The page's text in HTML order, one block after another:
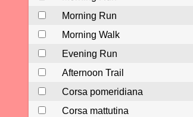
Morning Run
Morning Walk
Evening Run
Afternoon Trail
Corsa pomeridiana
Corsa mattutina